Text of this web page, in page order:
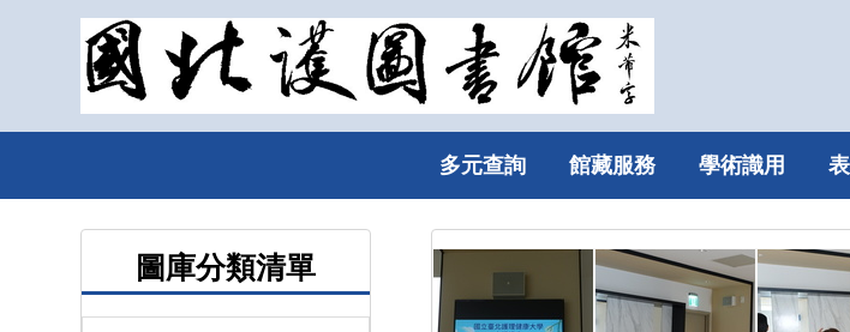
多元查詢 館藏服務 學術識用
圖庫分類清單